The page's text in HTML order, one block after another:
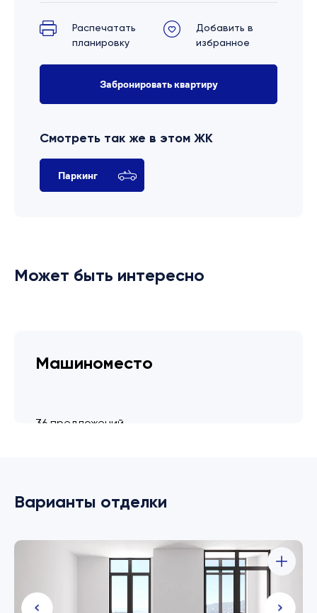
Распечатать
планировку
Добавить в
избранное
Забронировать квартиру
Смотреть так же в этом ЖК
Паркинг
Может быть интересно
Машиноместо
36 предложений
Варианты отделки